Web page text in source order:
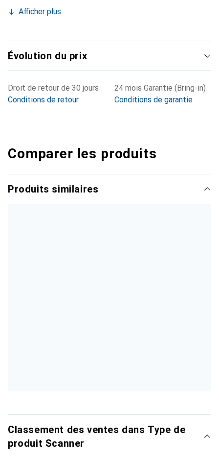
Afficher plus
Évolution du prix
Droit de retour de 30 jours
Conditions de retour
24 mois Garantie (Bring-in)
Conditions de garantie
Comparer les produits
Produits similaires
Classement des ventes dans Type de
produit Scanner